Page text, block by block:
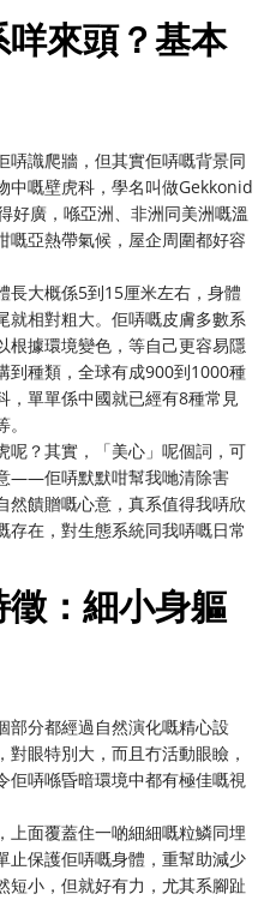
來頭？基本
哢識爬牆，但其實佢哢嘅背景同
中嘅壁虎科，學名叫做Gekkonid
好廣，喺亞洲、非洲同美洲嘅溫
嘅亞熱帶氣候，屋企周圍都好容
長大概係5到15厘米左右，身體
就相對粗大。佢哢嘅皮膚多數系
根據環境變色，等自己更容易隱
到種類，全球有成900到1000種
，單單係中國就已經有8種常見
呢？其實，「美心」呢個詞，可
——佢哢默默咁幫我哋清除害
然饋贈嘅心意，真系值得我哢欣
存在，對生態系統同我哢嘅日常
：細小身軀
部分都經過自然演化嘅精心設
眼特別大，而且冇活動眼瞼，
佢哢喺昏暗環境中都有極佳嘅視
上面覆蓋住一啲細細嘅粒鱗同埋
止保護佢哢嘅身體，重幫助減少
短小，但就好有力，尤其系腳趾